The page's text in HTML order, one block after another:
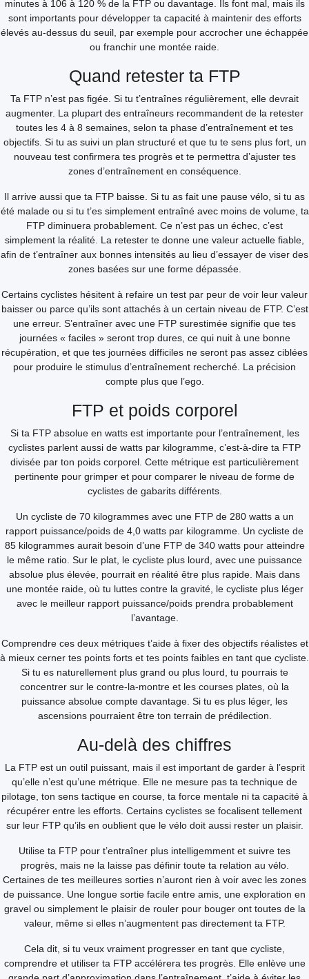
minutes à 106 à 120 % de la FTP ou davantage. Ils font mal, mais ils
sont importants pour développer ta capacité à maintenir des efforts
élevés au-dessus du seuil, par exemple pour accrocher une échappée
ou franchir une montée raide.
Quand retester ta FTP
Ta FTP n’est pas figée. Si tu t’entraînes régulièrement, elle devrait
augmenter. La plupart des entraîneurs recommandent de la retester
toutes les 4 à 8 semaines, selon ta phase d’entraînement et tes
objectifs. Si tu as suivi un plan structuré et que tu te sens plus fort, un
nouveau test confirmera tes progrès et te permettra d’ajuster tes
zones d’entraînement en conséquence.
Il arrive aussi que ta FTP baisse. Si tu as fait une pause vélo, si tu as
été malade ou si tu t’es simplement entraîné avec moins de volume, ta
FTP diminuera probablement. Ce n’est pas un échec, c’est
simplement la réalité. La retester te donne une valeur actuelle fiable,
afin de t’entraîner aux bonnes intensités au lieu d’essayer de viser des
zones basées sur une forme dépassée.
Certains cyclistes hésitent à refaire un test par peur de voir leur valeur
baisser ou parce qu’ils sont attachés à un certain niveau de FTP. C’est
une erreur. S’entraîner avec une FTP surestimée signifie que tes
journées « faciles » seront trop dures, ce qui nuit à une bonne
récupération, et que tes journées difficiles ne seront pas assez ciblées
pour produire le stimulus d’entraînement recherché. La précision
compte plus que l’ego.
FTP et poids corporel
Si ta FTP absolue en watts est importante pour l’entraînement, les
cyclistes parlent aussi de watts par kilogramme, c’est-à-dire ta FTP
divisée par ton poids corporel. Cette métrique est particulièrement
pertinente pour grimper et pour comparer le niveau de forme de
cyclistes de gabarits différents.
Un cycliste de 70 kilogrammes avec une FTP de 280 watts a un
rapport puissance/poids de 4,0 watts par kilogramme. Un cycliste de
85 kilogrammes aurait besoin d’une FTP de 340 watts pour atteindre
le même ratio. Sur le plat, le cycliste plus lourd, avec une puissance
absolue plus élevée, pourrait en réalité être plus rapide. Mais dans
une montée raide, où tu luttes contre la gravité, le cycliste plus léger
avec le meilleur rapport puissance/poids prendra probablement
l’avantage.
Comprendre ces deux métriques t’aide à fixer des objectifs réalistes et
à mieux cerner tes points forts et tes points faibles en tant que cycliste.
Si tu es naturellement plus grand ou plus lourd, tu pourrais te
concentrer sur le contre-la-montre et les courses plates, où la
puissance absolue compte davantage. Si tu es plus léger, les
ascensions pourraient être ton terrain de prédilection.
Au-delà des chiffres
La FTP est un outil puissant, mais il est important de garder à l’esprit
qu’elle n’est qu’une métrique. Elle ne mesure pas ta technique de
pilotage, ton sens tactique en course, ta force mentale ni ta capacité à
récupérer entre les efforts. Certains cyclistes se focalisent tellement
sur leur FTP qu’ils en oublient que le vélo doit aussi rester un plaisir.
Utilise ta FTP pour t’entraîner plus intelligemment et suivre tes
progrès, mais ne la laisse pas définir toute ta relation au vélo.
Certaines de tes meilleures sorties n’auront rien à voir avec les zones
de puissance. Une longue sortie facile entre amis, une exploration en
gravel ou simplement le plaisir de rouler pour bouger ont toutes de la
valeur, même si elles n’augmentent pas directement ta FTP.
Cela dit, si tu veux vraiment progresser en tant que cycliste,
comprendre et utiliser ta FTP accélérera tes progrès. Elle enlève une